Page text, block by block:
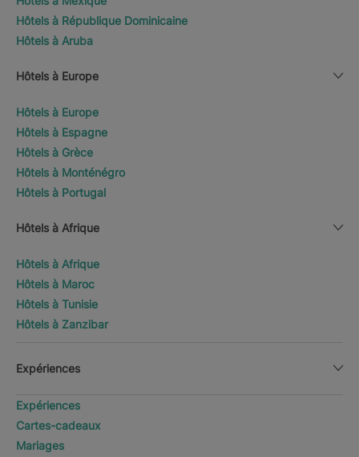
Hôtels à République Dominicaine
Hôtels à Aruba
Hôtels à Europe
Hôtels à Europe
Hôtels à Espagne
Hôtels à Grèce
Hôtels à Monténégro
Hôtels à Portugal
Hôtels à Afrique
Hôtels à Afrique
Hôtels à Maroc
Hôtels à Tunisie
Hôtels à Zanzibar
Expériences
Expériences
Cartes-cadeaux
Mariages